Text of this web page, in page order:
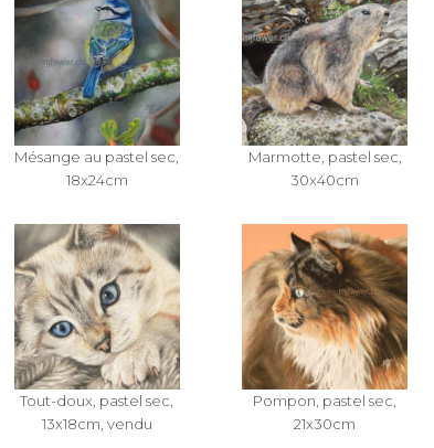
Mésange au pastel sec,
18x24cm
Marmotte, pastel sec,
30x40cm
Tout-doux, pastel sec,
13x18cm, vendu
Pompon, pastel sec,
21x30cm